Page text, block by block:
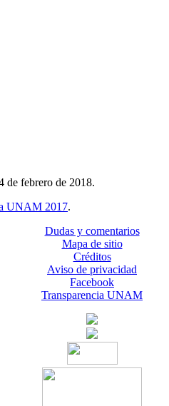
de febrero de 2018.
UNAM 2017.
Dudas y comentarios
Mapa de sitio
Créditos
Aviso de privacidad
Facebook
Transparencia UNAM